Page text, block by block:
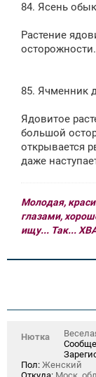
84. Ясень
Растение
осторожности.
85. Ячменник
Ядовитое
большой
открывается
даже
Молодая,
глазами,
ищу... Так...
Нютка
Пол: Женский